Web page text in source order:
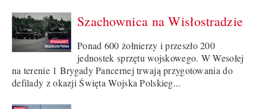
Szachownica na Wisłostradzie
Ponad 600 żołnierzy i przeszło 200
jednostek sprzętu wojskowego. W Wesołej
na terenie 1 Brygady Pancernej trwają przygotowania do
defilady z okazji Święta Wojska Polskieg...